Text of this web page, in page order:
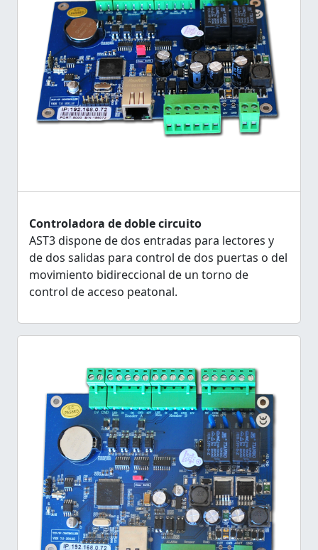
Controladora de doble circuito
AST3 dispone de dos entradas para lectores y
de dos salidas para control de dos puertas o del
movimiento bidireccional de un torno de
control de acceso peatonal.